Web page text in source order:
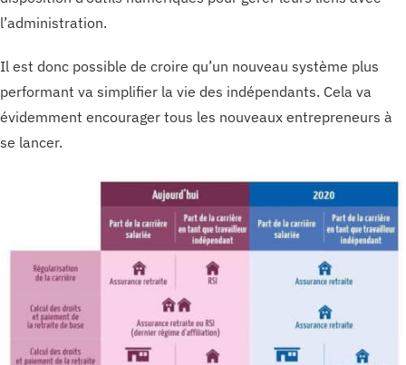
l’administration.
Il est donc possible de croire qu’un nouveau système plus
performant va simplifier la vie des indépendants. Cela va
évidemment encourager tous les nouveaux entrepreneurs à
se lancer.